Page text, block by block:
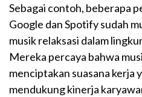
Sebagai contoh, beberapa
Google dan Spotify sudah
musik relaksasi dalam
Mereka percaya bahwa
menciptakan suasana kerja
mendukung kinerja